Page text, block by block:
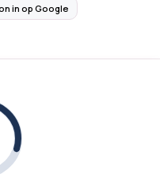
in op Google